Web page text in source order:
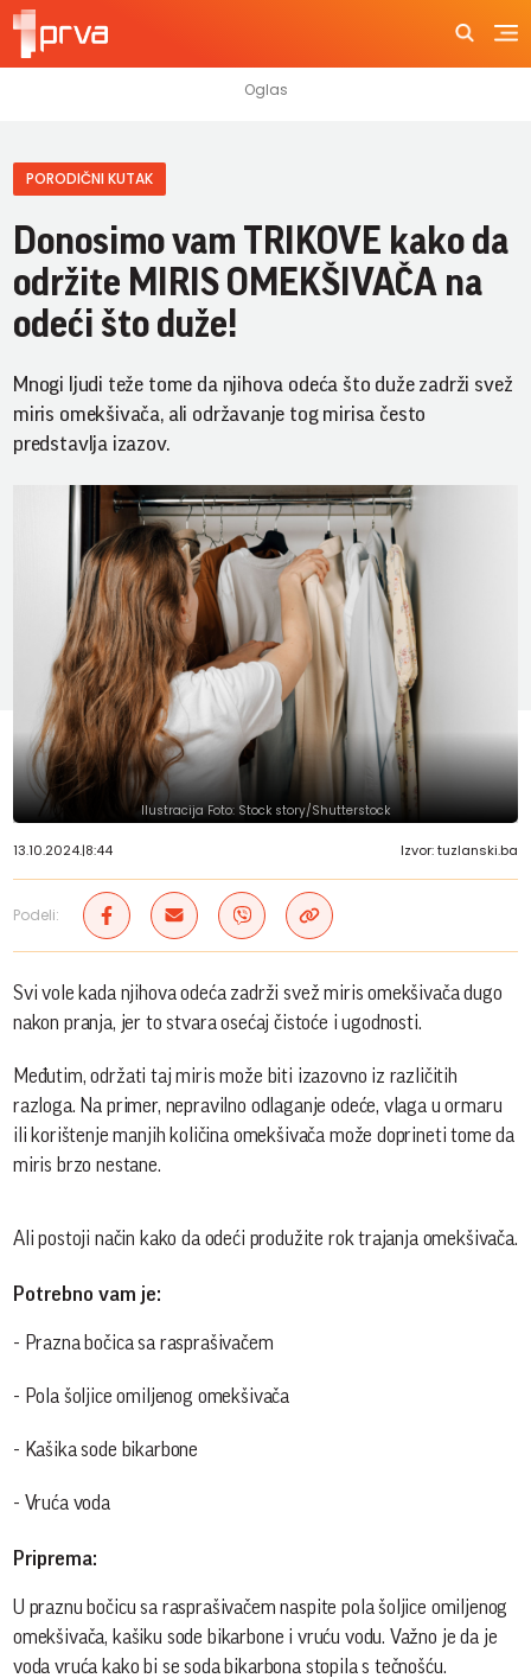
PORODIČNI KUTAK
Donosimo vam TRIKOVE kako da
održite MIRIS OMEKŠIVAČA na
odeći što duže!
Mnogi ljudi teže tome da njihova odeća što duže zadrži svež
miris omekšivača, ali održavanje tog mirisa često
predstavlja izazov.
Ilustracija Foto: Stock story/Shutterstock
13.10.2024.|8:44 Izvor: tuzlanski.ba
Podeli:
Svi vole kada njihova odeća zadrži svež miris omekšivača dugo
nakon pranja, jer to stvara osećaj čistoće i ugodnosti.
Međutim, održati taj miris može biti izazovno iz različitih
razloga. Na primer, nepravilno odlaganje odeće, vlaga u ormaru
ili korištenje manjih količina omekšivača može doprineti tome da
miris brzo nestane.
Ali postoji način kako da odeći produžite rok trajanja omekšivača.
Potrebno vam je:
- Prazna bočica sa rasprašivačem
- Pola šoljice omiljenog omekšivača
- Kašika sode bikarbone
- Vruća voda
Priprema:
U praznu bočicu sa rasprašivačem naspite pola šoljice omiljenog
omekšivača, kašiku sode bikarbone i vruću vodu. Važno je da je
voda vruća kako bi se soda bikarbona stopila s tečnošću.